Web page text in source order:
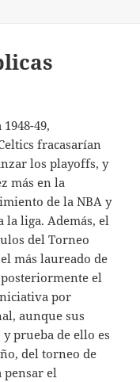
49,
fracasarían
los playoffs, y
más en la
de la NBA y
la liga. Además, el
del Torneo
más laureado de
el
por
aunque sus
prueba de ello es
del torneo de
pensar el